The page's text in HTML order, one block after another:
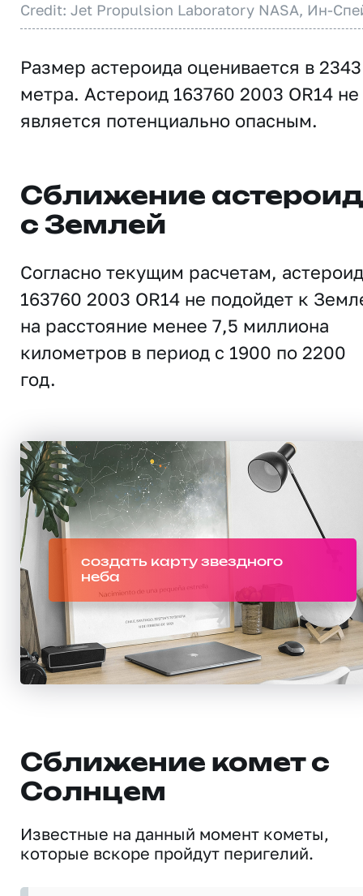
Credit: Jet Propulsion Laboratory NASA, Ин-
Размер астероида оценивается в 2343
метра. Астероид 163760 2003 OR14 не
является потенциально опасным.
Сближение
с Землей
Согласно текущим расчетам, астероид
163760 2003 OR14 не подойдет к
на расстояние менее 7,5 миллиона
километров в период с 1900 по 2200
год.
создать карту звездного
неба
Сближение комет с
Солнцем
Известные на данный момент кометы,
которые вскоре пройдут перигелий.